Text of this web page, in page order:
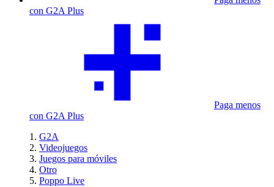
con G2A Plus
Paga menos
con G2A Plus
G2A
Videojuegos
Juegos para móviles
Otro
Poppo Live